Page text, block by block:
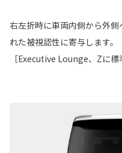
右左折時に車両内側から外
れた被視認性に寄与します。
［Executive Lounge、Zに標